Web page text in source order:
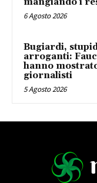
6 Agosto 2026
Bugiardi,
arroganti:
hanno
giornalisti
5 Agosto 2026